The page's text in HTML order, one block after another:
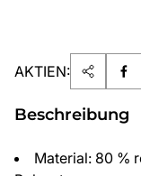
AKTIEN:
Beschreibung
Material: 80 %